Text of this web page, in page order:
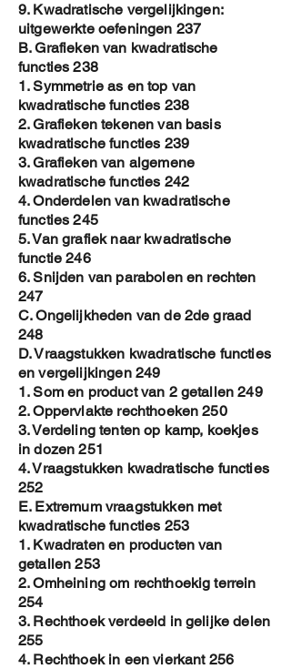
9. Kwadratische vergelijkingen:
uitgewerkte oefeningen 237
B. Grafieken van kwadratische
functies 238
1. Symmetrie as en top van
kwadratische functies 238
2. Grafieken tekenen van basis
kwadratische functies 239
3. Grafieken van algemene
kwadratische functies 242
4. Onderdelen van kwadratische
functies 245
5. Van grafiek naar kwadratische
functie 246
6. Snijden van parabolen en rechten
247
C. Ongelijkheden van de 2de graad
248
D. Vraagstukken kwadratische functies
en vergelijkingen 249
1. Som en product van 2 getallen 249
2. Oppervlakte rechthoeken 250
3. Verdeling tenten op kamp, koekjes
in dozen 251
4. Vraagstukken kwadratische functies
252
E. Extremum vraagstukken met
kwadratische functies 253
1. Kwadraten en producten van
getallen 253
2. Omheining om rechthoekig terrein
254
3. Rechthoek verdeeld in gelijke delen
255
4. Rechthoek in een vierkant 256